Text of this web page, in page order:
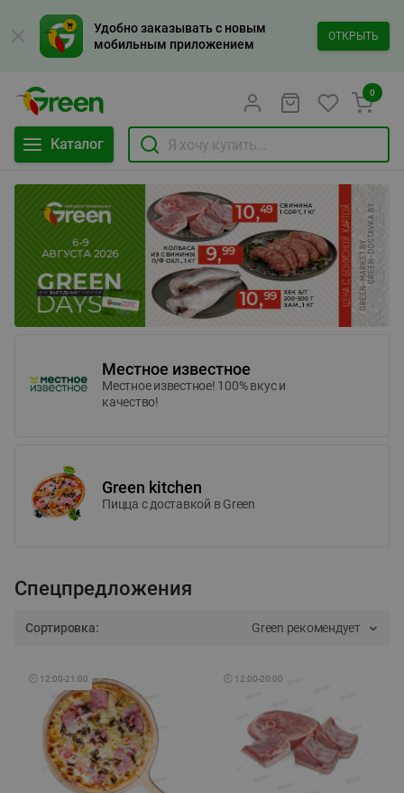
Удобно заказывать с новым
мобильным приложением
ОТКРЫТЬ
Каталог
0
Местное известное
Местное известное! 100% вкус и
качество!
Green kitchen
Пицца c доставкой в Green
Спецпредложения
Сортировка: Green рекомендует
🕘 12:00-21:00 🕘 12:00-20:00